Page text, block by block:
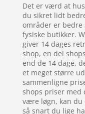
Det er værd at
du sikret lidt
områder er
fysiske butikker.
giver 14 dages
shop, en del
end de 14 dage,
et meget større
sammenligne
shops priser med
være løgn, kan du
så snart du lige